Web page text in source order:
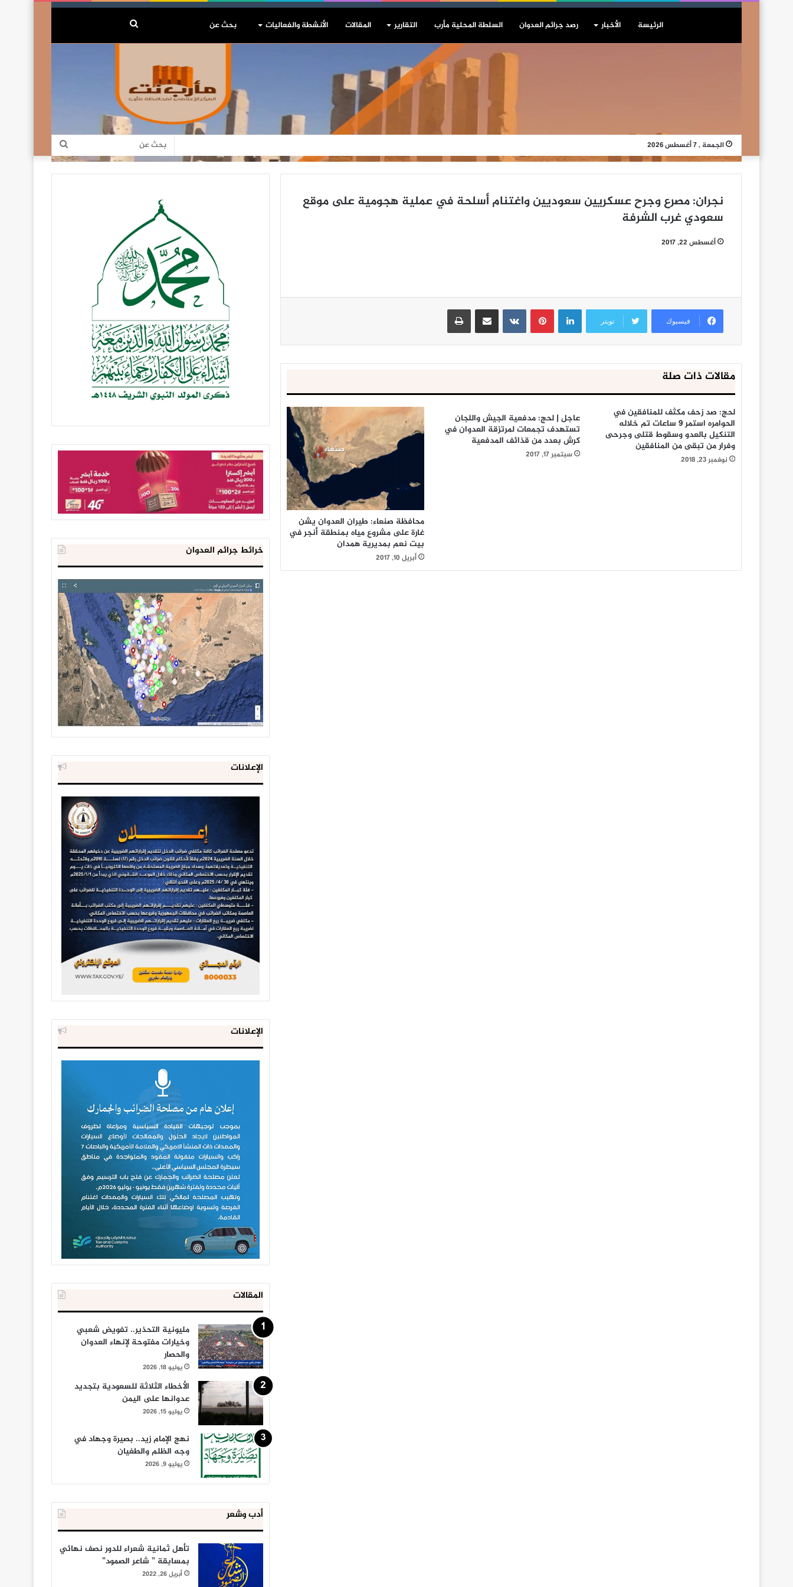
الرئيسة الأخبار رصد جرائم العدوان السلطة المحلية مأرب التقارير المقالات الأنشطة والفعاليات بحث
الجمعة , 7 أغسطس 2026
بحث
عن
نجران: مصرع وجرح عسكريين سعوديين واغتنام أسلحة في عملية هجومية على موقع
سعودي غرب الشرفة
أغسطس 22, 2017
فيسبوك تويتر
لينكدإنبينتيريست مشاركة عبر البريد طباعة
مقالات ذات صلة
لحج: صد زحف مكثف للمنافقين في
الحوامره استمر 9 ساعات تم خلاله
التنكيل بالعدو وسقوط قتلى وجرحى
وفرار من تبقى من المنافقين
نوفمبر 23, 2018
عاجل | لحج: مدفعية الجيش واللجان
تستهدف تجمعات لمرتزقة العدوان في
كرش بعدد من قذائف المدفعية
سبتمبر 17, 2017
محافظة صنعاء: طيران العدوان يشن
غارة على مشروع مياه بمنطقة أنجر في
بيت نعم بمديرية همدان
أبريل 10, 2017 خرائط جرائم العدوان
الإعلانات
الإعلانات
المقالات
مليونية التحذير.. تفويض شعبي
وخيارات مفتوحة لإنهاء العدوان
والحصار
يوليو 18, 2026
الأخطاء الثلاثة للسعودية بتجديد
عدوانها على اليمن
يوليو 15, 2026
نهج الإمام زيد.. بصيرة وجهاد في
وجه الظلم والطغيان
يوليو 9, 2026
أدب وشعر
تأهل ثمانية شعراء للدور نصف نهائي
بمسابقة ” شاعر الصمود”
أبريل 26, 2022